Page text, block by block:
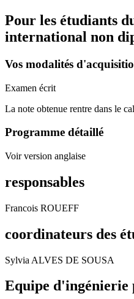
Pour les étudiants
international non
Vos modalités
Examen écrit
La note obtenue rentre dans le
Programme détaillé
Voir version anglaise
responsables
Francois ROUEFF
coordinateurs des
Sylvia ALVES DE SOUSA
Equipe d'ingénierie